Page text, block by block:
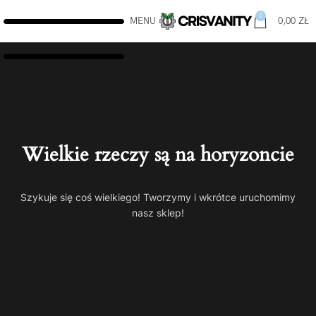
MENU 0 0,00 ZŁ
Wielkie rzeczy są na horyzoncie
Szykuje się coś wielkiego! Tworzymy i wkrótce uruchomimy
nasz sklep!